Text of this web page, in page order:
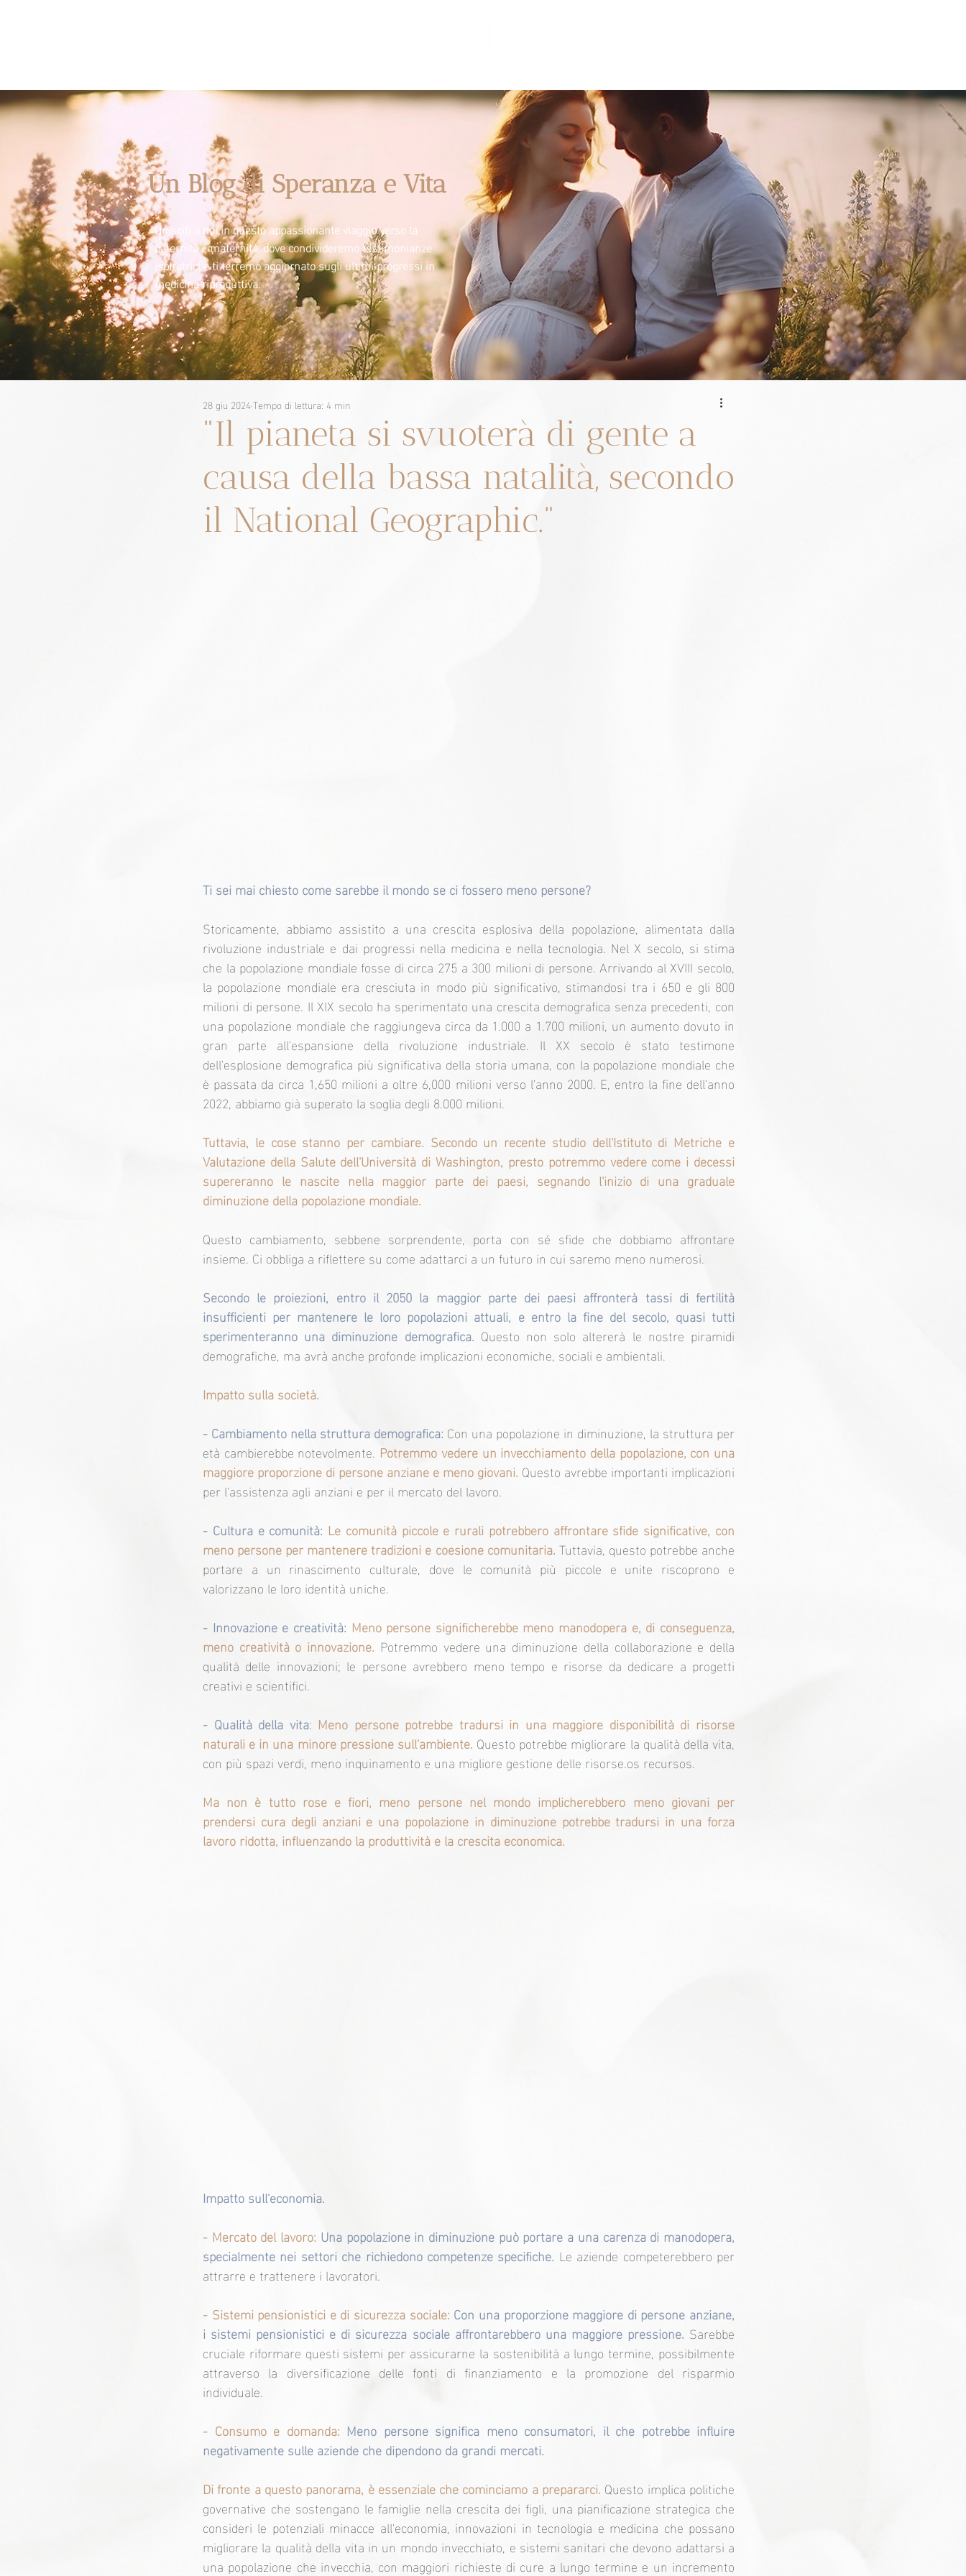
Un Blog di Speranza e Vita
Unisciti a noi in questo appassionante viaggio verso la
paternità e maternità, dove condivideremo testimonianze
ispiratrici e ti terremo aggiornato sugli ultimi progressi in
medicina riproduttiva.
"Il pianeta si svuoterà di gente a
causa della bassa natalità, secondo
il National Geographic."
28 giu 2024Tempo di lettura: 4 min
Ti sei mai chiesto come sarebbe il mondo se ci fossero meno persone?
Storicamente, abbiamo assistito a una crescita esplosiva della popolazione, alimentata dalla
rivoluzione industriale e dai progressi nella medicina e nella tecnologia. Nel X secolo, si stima
che la popolazione mondiale fosse di circa 275 a 300 milioni di persone. Arrivando al XVIII secolo,
la popolazione mondiale era cresciuta in modo più significativo, stimandosi tra i 650 e gli 800
milioni di persone. Il XIX secolo ha sperimentato una crescita demografica senza precedenti, con
una popolazione mondiale che raggiungeva circa da 1.000 a 1.700 milioni, un aumento dovuto in
gran parte all'espansione della rivoluzione industriale. Il XX secolo è stato testimone
dell'esplosione demografica più significativa della storia umana, con la popolazione mondiale che
è passata da circa 1,650 milioni a oltre 6,000 milioni verso l'anno 2000. E, entro la fine dell'anno
2022, abbiamo già superato la soglia degli 8.000 milioni.
Tuttavia, le cose stanno per cambiare. Secondo un recente studio dell'Istituto di Metriche e
Valutazione della Salute dell'Università di Washington, presto potremmo vedere come i decessi
supereranno le nascite nella maggior parte dei paesi, segnando l'inizio di una graduale
diminuzione della popolazione mondiale.
Questo cambiamento, sebbene sorprendente, porta con sé sfide che dobbiamo affrontare
insieme. Ci obbliga a riflettere su come adattarci a un futuro in cui saremo meno numerosi.
Secondo le proiezioni, entro il 2050 la maggior parte dei paesi affronterà tassi di fertilità
insufficienti per mantenere le loro popolazioni attuali, e entro la fine del secolo, quasi tutti
sperimenteranno una diminuzione demografica. Questo non solo altererà le nostre piramidi
demografiche, ma avrà anche profonde implicazioni economiche, sociali e ambientali.
Impatto sulla società.
- Cambiamento nella struttura demografica: Con una popolazione in diminuzione, la struttura per
età cambierebbe notevolmente. Potremmo vedere un invecchiamento della popolazione, con una
maggiore proporzione di persone anziane e meno giovani. Questo avrebbe importanti implicazioni
per l'assistenza agli anziani e per il mercato del lavoro.
- Cultura e comunità: Le comunità piccole e rurali potrebbero affrontare sfide significative, con
meno persone per mantenere tradizioni e coesione comunitaria. Tuttavia, questo potrebbe anche
portare a un rinascimento culturale, dove le comunità più piccole e unite riscoprono e
valorizzano le loro identità uniche.
- Innovazione e creatività: Meno persone significherebbe meno manodopera e, di conseguenza,
meno creatività o innovazione. Potremmo vedere una diminuzione della collaborazione e della
qualità delle innovazioni; le persone avrebbero meno tempo e risorse da dedicare a progetti
creativi e scientifici.
- Qualità della vita: Meno persone potrebbe tradursi in una maggiore disponibilità di risorse
naturali e in una minore pressione sull'ambiente. Questo potrebbe migliorare la qualità della vita,
con più spazi verdi, meno inquinamento e una migliore gestione delle risorse.os recursos.
Ma non è tutto rose e fiori, meno persone nel mondo implicherebbero meno giovani per
prendersi cura degli anziani e una popolazione in diminuzione potrebbe tradursi in una forza
lavoro ridotta, influenzando la produttività e la crescita economica.
Impatto sull'economia.
- Mercato del lavoro: Una popolazione in diminuzione può portare a una carenza di manodopera,
specialmente nei settori che richiedono competenze specifiche. Le aziende competerebbero per
attrarre e trattenere i lavoratori.
- Sistemi pensionistici e di sicurezza sociale: Con una proporzione maggiore di persone anziane,
i sistemi pensionistici e di sicurezza sociale affrontarebbero una maggiore pressione. Sarebbe
cruciale riformare questi sistemi per assicurarne la sostenibilità a lungo termine, possibilmente
attraverso la diversificazione delle fonti di finanziamento e la promozione del risparmio
individuale.
- Consumo e domanda: Meno persone significa meno consumatori, il che potrebbe influire
negativamente sulle aziende che dipendono da grandi mercati.
Di fronte a questo panorama, è essenziale che cominciamo a prepararci. Questo implica politiche
governative che sostengano le famiglie nella crescita dei figli, una pianificazione strategica che
consideri le potenziali minacce all'economia, innovazioni in tecnologia e medicina che possano
migliorare la qualità della vita in un mondo invecchiato, e sistemi sanitari che devono adattarsi a
una popolazione che invecchia, con maggiori richieste di cure a lungo termine e un incremento